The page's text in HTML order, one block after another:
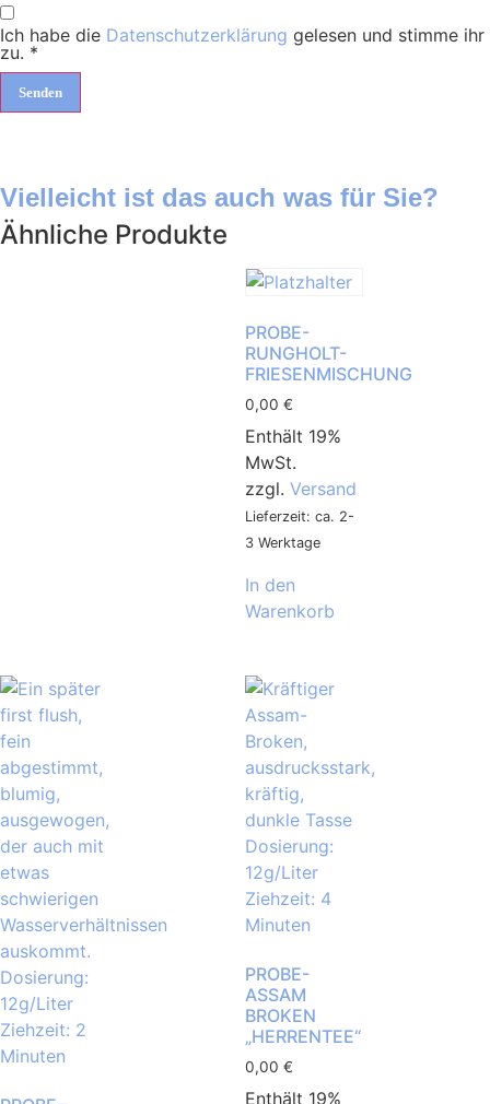
Ich habe die Datenschutzerklärung gelesen und stimme ihr
zu. *
Vielleicht ist das auch was für Sie?
Ähnliche Produkte
PROBE-
RUNGHOLT-
FRIESENMISCHUNG
0,00 €
Enthält 19%
MwSt.
zzgl. Versand
Lieferzeit: ca. 2-
3 Werktage
In den
Warenkorb
PROBE-
ASSAM
BROKEN
„HERRENTEE“
0,00 €
Enthält 19%